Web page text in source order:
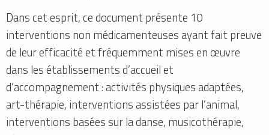
Dans cet esprit, ce document présente 10
interventions non médicamenteuses ayant fait preuve
de leur efficacité et fréquemment mises en œuvre
dans les établissements d’accueil et
d’accompagnement : activités physiques adaptées,
art-thérapie, interventions assistées par l’animal,
interventions basées sur la danse, musicothérapie,